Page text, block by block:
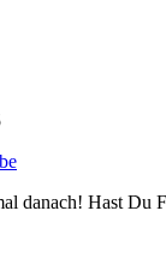
danach! Hast